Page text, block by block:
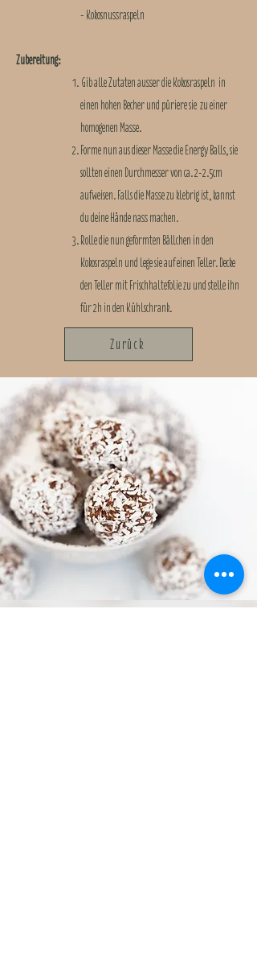
- Kokosnussraspeln
Zubereitung:
Gib alle Zutaten ausser die Kokosraspeln in
einen hohen Becher und püriere sie zu einer
homogenen Masse.
Forme nun aus dieser Masse die Energy Balls, sie
sollten einen Durchmesser von ca. 2-2.5cm
aufweisen. Falls die Masse zu klebrig ist, kannst
du deine Hände nass machen.
Rolle die nun geformten Bällchen in den
Kokosraspeln und lege sie auf einen Teller. Decke
den Teller mit Frischhaltefolie zu und stelle ihn
für 2h in den Kühlschrank.
Zurück